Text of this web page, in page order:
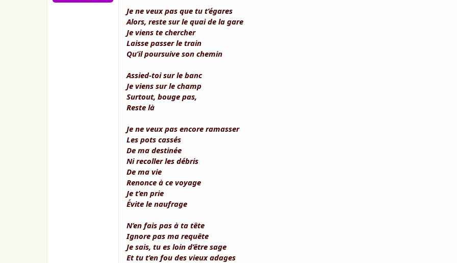
Je ne veux pas que tu t’égares
Alors, reste sur le quai de la gare
Je viens te chercher
Laisse passer le train
Qu’il poursuive son chemin
Assied-toi sur le banc
Je viens sur le champ
Surtout, bouge pas,
Reste là
Je ne veux pas encore ramasser
Les pots cassés
De ma destinée
Ni recoller les débris
De ma vie
Renonce à ce voyage
Je t’en prie
Évite le naufrage
N’en fais pas à ta tête
Ignore pas ma requête
Je sais, tu es loin d’être sage
Et tu t’en fou des vieux adages